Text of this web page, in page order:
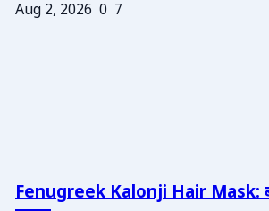
Aug 2, 2026 0 7
Fenugreek Kalonji Hair Mask: